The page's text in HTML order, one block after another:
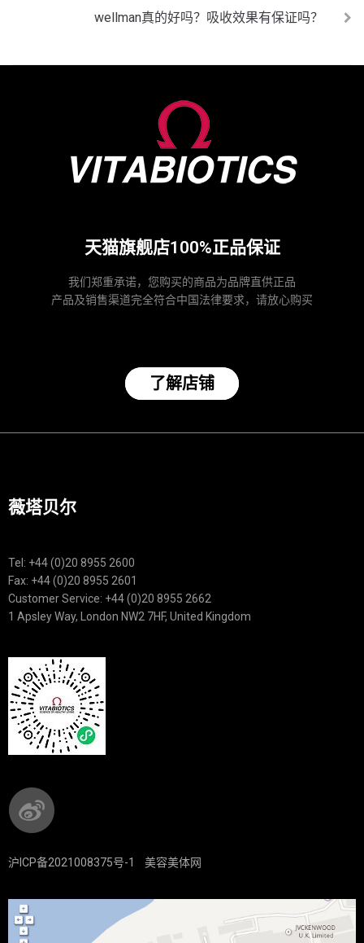
wellman真的好吗？吸收效果有保证吗？
天猫旗舰店100%正品保证
我们郑重承诺，您购买的商品为品牌直供正品
产品及销售渠道完全符合中国法律要求，请放心购买
了解店铺
薇塔贝尔
Tel: +44 (0)20 8955 2600
Fax: +44 (0)20 8955 2601
Customer Service: +44 (0)20 8955 2662
1 Apsley Way, London NW2 7HF, United Kingdom
沪ICP备2021008375号-1 美容美体网